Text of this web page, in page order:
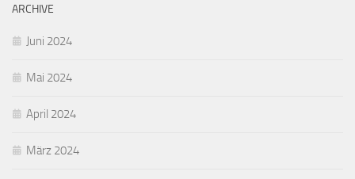
ARCHIVE
Juni 2024
Mai 2024
April 2024
März 2024